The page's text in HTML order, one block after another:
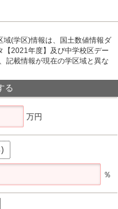
域(学区)情報は、国土数値情報ダ
【2021年度】及び中学校区デー
記載情報が現在の学区域と異な
る
万円
％